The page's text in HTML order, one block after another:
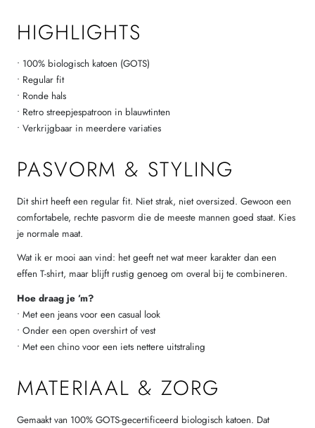
HIGHLIGHTS
• 100% biologisch katoen (GOTS)
• Regular fit
• Ronde hals
• Retro streepjespatroon in blauwtinten
• Verkrijgbaar in meerdere variaties
PASVORM & STYLING
Dit shirt heeft een regular fit. Niet strak, niet oversized. Gewoon een
comfortabele, rechte pasvorm die de meeste mannen goed staat. Kies
je normale maat.
Wat ik er mooi aan vind: het geeft net wat meer karakter dan een
effen T-shirt, maar blijft rustig genoeg om overal bij te combineren.
Hoe draag je ’m?
• Met een jeans voor een casual look
• Onder een open overshirt of vest
• Met een chino voor een iets nettere uitstraling
MATERIAAL & ZORG
Gemaakt van 100% GOTS-gecertificeerd biologisch katoen. Dat